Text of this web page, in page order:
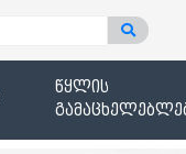
წყლის